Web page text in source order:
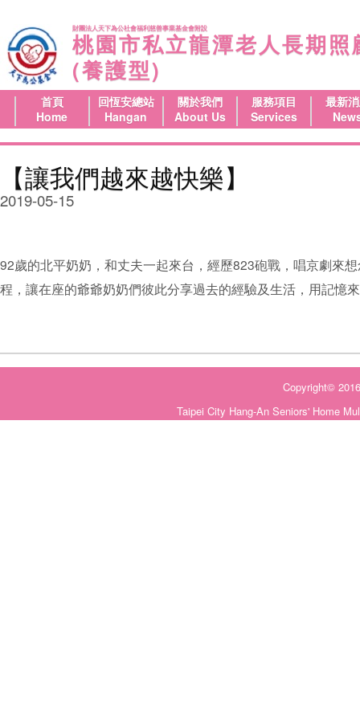
財團法人天下為公社會福利慈善事業基金會附設
桃園市私立龍潭老人長期照
(養護型)
首頁
Home
回恆安總站
Hangan
關於我們
About Us
服務項目
Services
最新
【讓我們越來越快樂】
2019-05-15
92歲的北平奶奶，和丈夫一起來台，經歷823砲戰，唱京劇來
程，讓在座的爺爺奶奶們彼此分享過去的經驗及生活，用記憶
Copyright©
Taipei City Hang-An Seniors' Home